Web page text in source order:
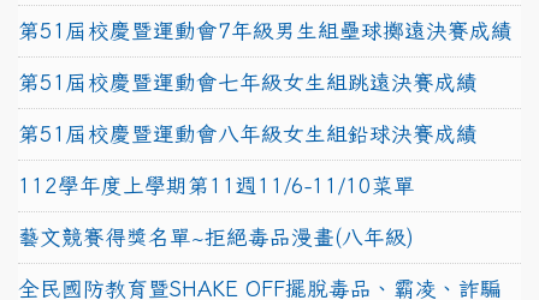
第51屆校慶暨運動會7年級男生組壘球擲遠決賽成績
第51屆校慶暨運動會七年級女生組跳遠決賽成績
第51屆校慶暨運動會八年級女生組鉛球決賽成績
112學年度上學期第11週11/6-11/10菜單
藝文競賽得獎名單~拒絕毒品漫畫(八年級)
全民國防教育暨SHAKE OFF擺脫毒品、霸凌、詐騙